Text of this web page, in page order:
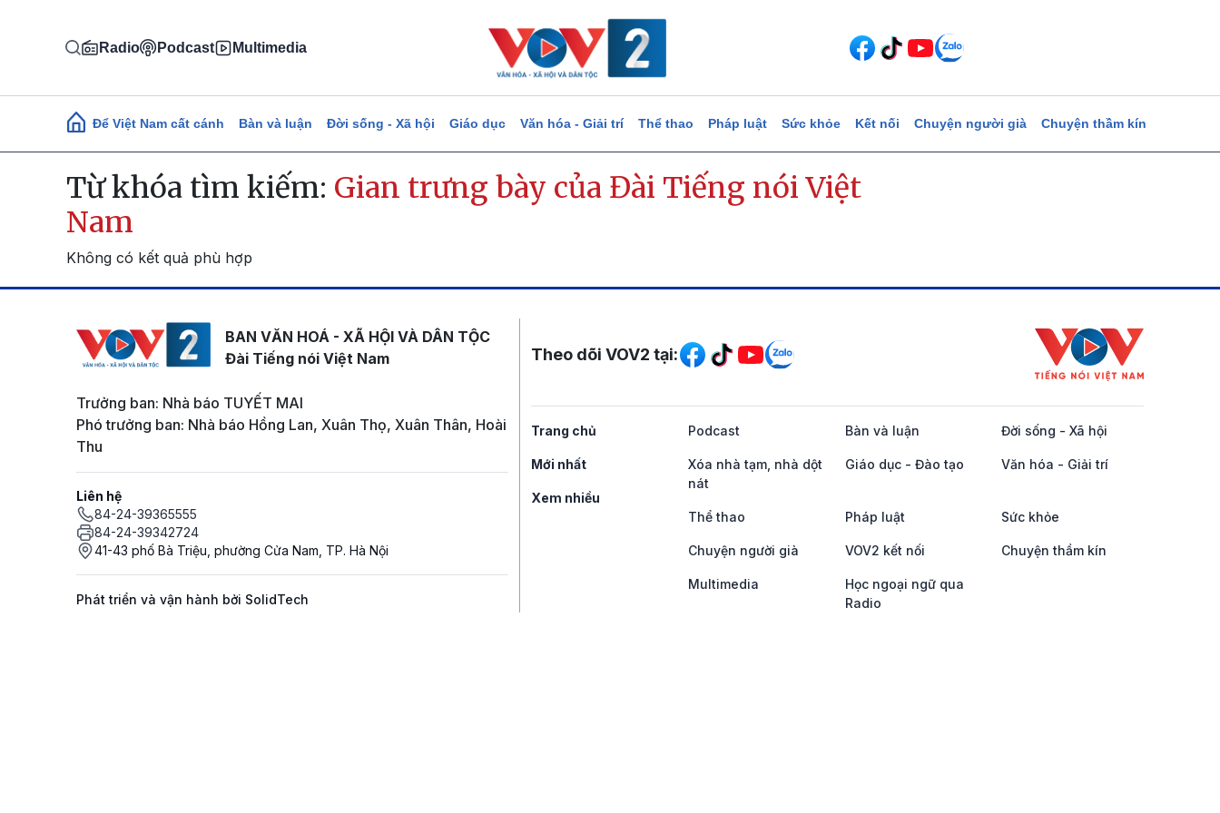
Radio Podcast Multimedia
Main navigation
Để Việt Nam cất cánh Bàn và luận Đời sống - Xã hội Giáo dục Văn hóa - Giải trí Thể thao Pháp luật Sức khỏe Kết nối Chuyện người già Chuyện thầm kín
Từ khóa tìm kiếm: Gian trưng bày của Đài Tiếng nói Việt
Nam
Không có kết quả phù hợp
BAN VĂN HOÁ - XÃ HỘI VÀ DÂN TỘC
Đài Tiếng nói Việt Nam
Trưởng ban: Nhà báo TUYẾT MAI
Phó trưởng ban: Nhà báo Hồng Lan, Xuân Thọ, Xuân Thân, Hoài
Thu
Liên hệ
84-24-39365555
84-24-39342724
41-43 phố Bà Triệu, phường Cửa Nam, TP. Hà Nội
Phát triển và vận hành bởi SolidTech
Mạng xã hội
Theo dõi VOV2 tại:
Trang chủ
Mới nhất
Xem nhiều
Podcast Bàn và luận Đời sống - Xã hội
Xóa nhà tạm, nhà dột
nát
Giáo dục - Đào tạo Văn hóa - Giải trí
Thể thao Pháp luật Sức khỏe
Chuyện người già VOV2 kết nối Chuyện thầm kín
Multimedia
Học ngoại ngữ qua
Radio